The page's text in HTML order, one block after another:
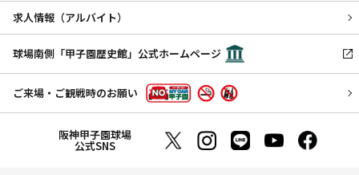
求人情報（アルバイト）
球場南側「甲子園歴史館」公式ホームページ
ご来場・ご観戦時のお願い
阪神甲子園球場
公式SNS